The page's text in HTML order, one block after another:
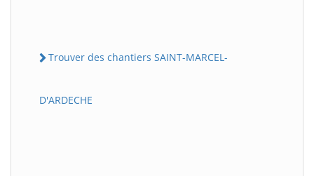
Trouver des chantiers SAINT-MARCEL-
D'ARDECHE